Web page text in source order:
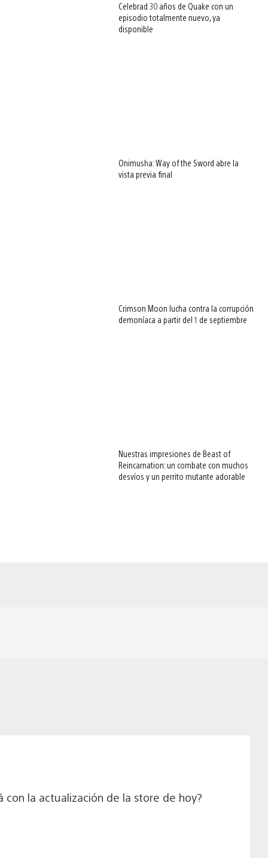
Celebrad 30 años de Quake con un
episodio totalmente nuevo, ya
disponible
Onimusha: Way of the Sword abre la
vista previa final
Crimson Moon lucha contra la corrupción
demoníaca a partir del 1 de septiembre
Nuestras impresiones de Beast of
Reincarnation: un combate con muchos
desvíos y un perrito mutante adorable
la actualización de la store de hoy?